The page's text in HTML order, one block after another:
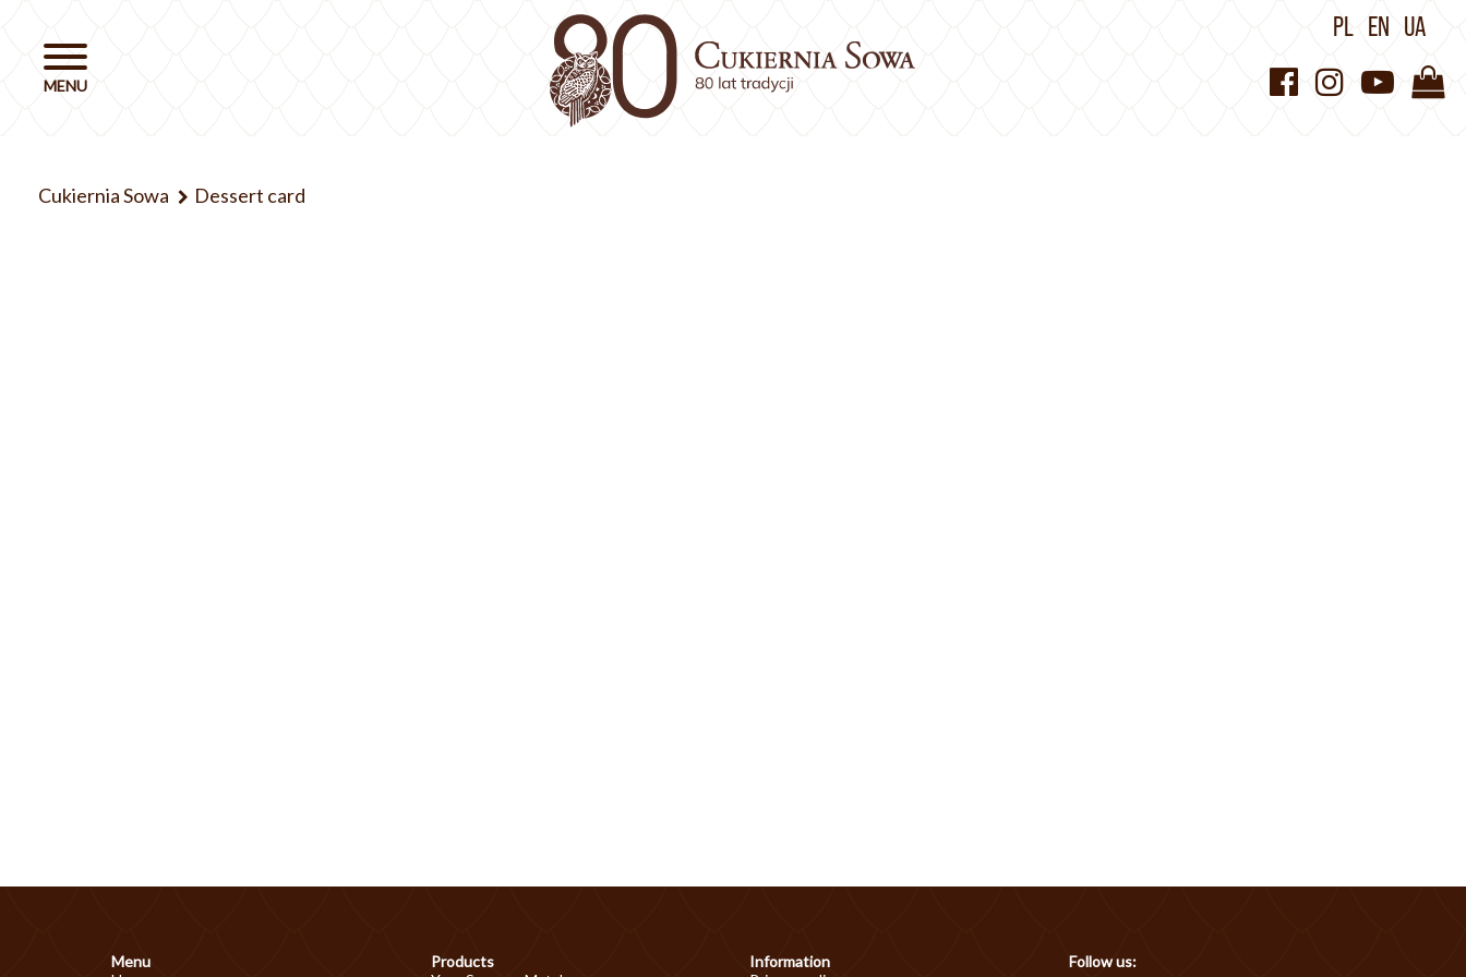
PL EN UA
Cukiernia Sowa Dessert card
Menu
Products
Information
Follow us: